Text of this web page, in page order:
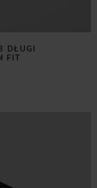
DŁUGI
FIT